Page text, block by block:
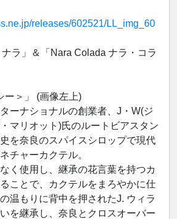
releases/602521/LL_img_60
ナラ」＆「Nara Colada ナラ・コラ
ー＞」 (画像左上)
ーナショナルの創業者、J・W(ジ
マリオット)氏のルートビアスタン
を奈良のスパイスシロップで現代
チャーカクテル。
く使用し、継承の花言葉を持つカ
ことで、カクテルをまろやかに仕
温もりに背中を押されたJ. ウィラ
を継承し、奈良とクロスオーバー